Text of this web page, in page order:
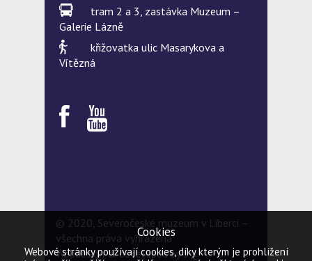
tram 2 a 3, zastávka Muzeum –
Galerie Lázně
křižovatka ulic Masarykova a
Vítězná
© 2020, Severočeské muzeum v Liberci –
všechna práva vyhrazena
Webdesign & developed by5Q
Cookies
Webové stránky používají cookies, díky kterým je prohlížení